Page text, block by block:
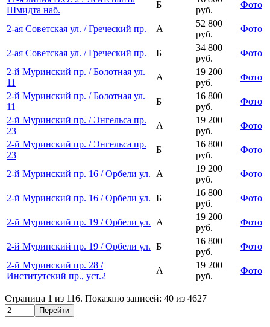
Шмидта наб.
Б
руб.
Фото
2-ая Советская ул. / Греческий пр. А
52 800
руб.
Фото
2-ая Советская ул. / Греческий пр. Б
34 800
руб.
Фото
2-й Муринский пр. / Болотная ул.
11
А
19 200
руб.
Фото
2-й Муринский пр. / Болотная ул.
11
Б
16 800
руб.
Фото
2-й Муринский пр. / Энгельса пр.
23
А
19 200
руб.
Фото
2-й Муринский пр. / Энгельса пр.
23
Б
16 800
руб.
Фото
2-й Муринский пр. 16 / Орбели ул. А
19 200
руб.
Фото
2-й Муринский пр. 16 / Орбели ул. Б
16 800
руб.
Фото
2-й Муринский пр. 19 / Орбели ул. А
19 200
руб.
Фото
2-й Муринский пр. 19 / Орбели ул. Б
16 800
руб.
Фото
2-й Муринский пр. 28 /
Институтский пр., уст.2
А
19 200
руб.
Фото
Страница 1 из 116. Показано записей: 40 из 4627
Перейти